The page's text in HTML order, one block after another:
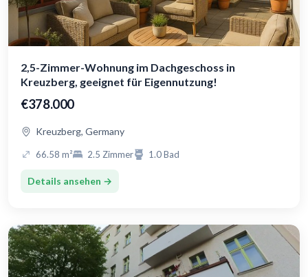
2,5-Zimmer-Wohnung im Dachgeschoss in
Kreuzberg, geeignet für Eigennutzung!
€378.000
Kreuzberg, Germany
66.58 m² 2.5 Zimmer 1.0 Bad
Details ansehen →